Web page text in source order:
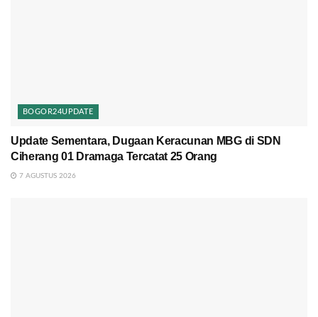
BOGOR24UPDATE
Update Sementara, Dugaan Keracunan MBG di SDN
Ciherang 01 Dramaga Tercatat 25 Orang
7 AGUSTUS 2026